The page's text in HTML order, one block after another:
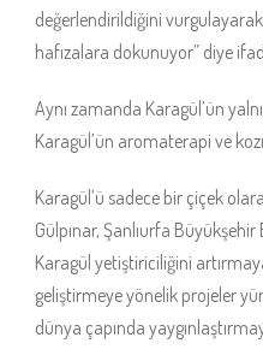
değerlendirildiğini
hafızalara dokunuyor” diye
Aynı zamanda Karagül’ün
Karagül’ün aromaterapi ve
Karagül’ü sadece bir çiçek
Gülpınar, Şanlıurfa
Karagül yetiştiriciliğini
geliştirmeye yönelik projeler
dünya çapında